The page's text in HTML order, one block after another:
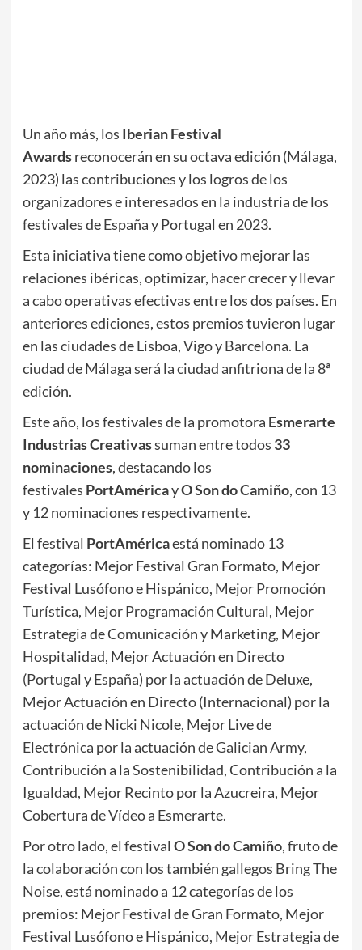
Un año más, los Iberian Festival
Awardsreconocerán en su octava edición (Málaga,
2023) las contribuciones y los logros de los
organizadores e interesados en la industria de los
festivales de España y Portugal en 2023.
Esta iniciativa tiene como objetivo mejorar las
relaciones ibéricas, optimizar, hacer crecer y llevar
a cabo operativas efectivas entre los dos países. En
anteriores ediciones, estos premios tuvieron lugar
en las ciudades de Lisboa, Vigo y Barcelona. La
ciudad de Málaga será la ciudad anfitriona de la 8ª
edición.
Este año, los festivales de la promotora Esmerarte
Industrias Creativassuman entre todos 33
nominaciones, destacando los
festivales PortAméricayO Son do Camiño, con 13
y 12 nominaciones respectivamente.
El festival PortAméricaestá nominado 13
categorías: Mejor Festival Gran Formato, Mejor
Festival Lusófono e Hispánico, Mejor Promoción
Turística, Mejor Programación Cultural, Mejor
Estrategia de Comunicación y Marketing, Mejor
Hospitalidad, Mejor Actuación en Directo
(Portugal y España) por la actuación de Deluxe,
Mejor Actuación en Directo (Internacional) por la
actuación de Nicki Nicole, Mejor Live de
Electrónica por la actuación de Galician Army,
Contribución a la Sostenibilidad, Contribución a la
Igualdad, Mejor Recinto por la Azucreira, Mejor
Cobertura de Vídeo a Esmerarte.
Por otro lado, el festival O Son do Camiño, fruto de
la colaboración con los también gallegos Bring The
Noise, está nominado a 12 categorías de los
premios: Mejor Festival de Gran Formato, Mejor
Festival Lusófono e Hispánico, Mejor Estrategia de